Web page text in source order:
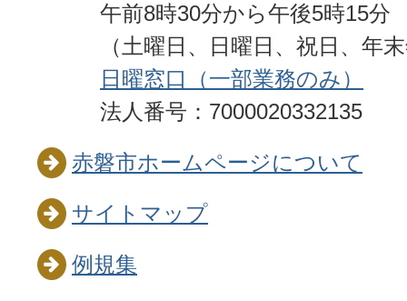
午前8時30分から午後5時15分
（土曜日、日曜日、祝日、年
日曜窓口（一部業務のみ）
法人番号：7000020332135
赤磐市ホームページについて
サイトマップ
例規集